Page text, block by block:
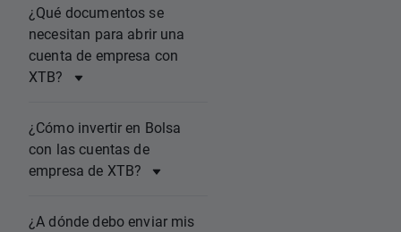
¿Qué documentos se
necesitan para abrir una
cuenta de empresa con
XTB?
¿Cómo invertir en Bolsa
con las cuentas de
empresa de XTB?
¿A dónde debo enviar mis